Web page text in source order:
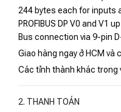
244 bytes each for inputs
PROFIBUS DP V0 and V1
Bus connection via 9-pin
Giao hàng ngay ở HCM và
Các tỉnh thành khác trong
2. THANH TOÁN